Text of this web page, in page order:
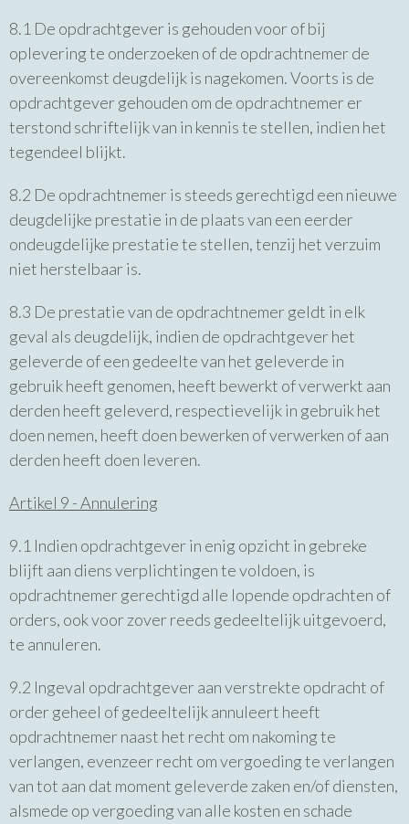
8.1 De opdrachtgever is gehouden voor of bij
oplevering te onderzoeken of de opdrachtnemer de
overeenkomst deugdelijk is nagekomen. Voorts is de
opdrachtgever gehouden om de opdrachtnemer er
terstond schriftelijk van in kennis te stellen, indien het
tegendeel blijkt.
8.2 De opdrachtnemer is steeds gerechtigd een nieuwe
deugdelijke prestatie in de plaats van een eerder
ondeugdelijke prestatie te stellen, tenzij het verzuim
niet herstelbaar is.
8.3 De prestatie van de opdrachtnemer geldt in elk
geval als deugdelijk, indien de opdrachtgever het
geleverde of een gedeelte van het geleverde in
gebruik heeft genomen, heeft bewerkt of verwerkt aan
derden heeft geleverd, respectievelijk in gebruik het
doen nemen, heeft doen bewerken of verwerken of aan
derden heeft doen leveren.
Artikel 9 - Annulering
9.1 Indien opdrachtgever in enig opzicht in gebreke
blijft aan diens verplichtingen te voldoen, is
opdrachtnemer gerechtigd alle lopende opdrachten of
orders, ook voor zover reeds gedeeltelijk uitgevoerd,
te annuleren.
9.2 Ingeval opdrachtgever aan verstrekte opdracht of
order geheel of gedeeltelijk annuleert heeft
opdrachtnemer naast het recht om nakoming te
verlangen, evenzeer recht om vergoeding te verlangen
van tot aan dat moment geleverde zaken en/of diensten,
alsmede op vergoeding van alle kosten en schade